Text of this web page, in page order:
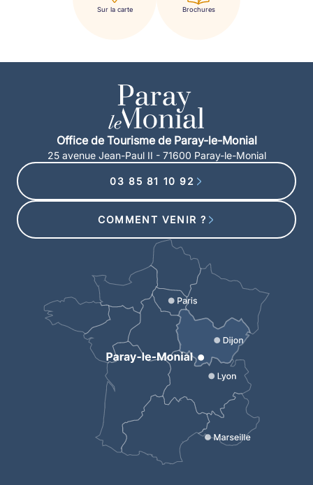
Sur la carte Brochures
Office de Tourisme de Paray-le-Monial
25 avenue Jean-Paul II - 71600 Paray-le-Monial
03 85 81 10 92
COMMENT VENIR ?